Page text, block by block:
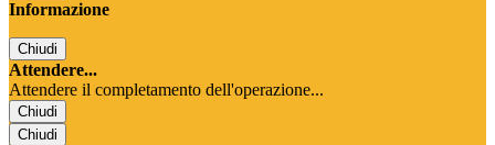
Informazione
Chiudi
Attendere...
Attendere il completamento dell'operazione...
Chiudi
Chiudi